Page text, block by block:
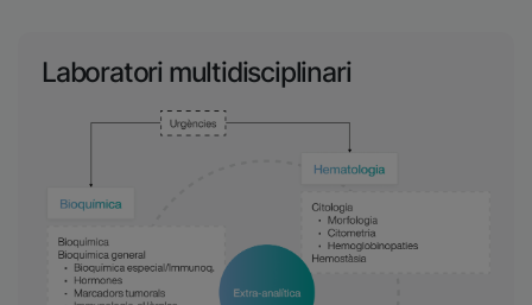
Laboratori multidisciplinari